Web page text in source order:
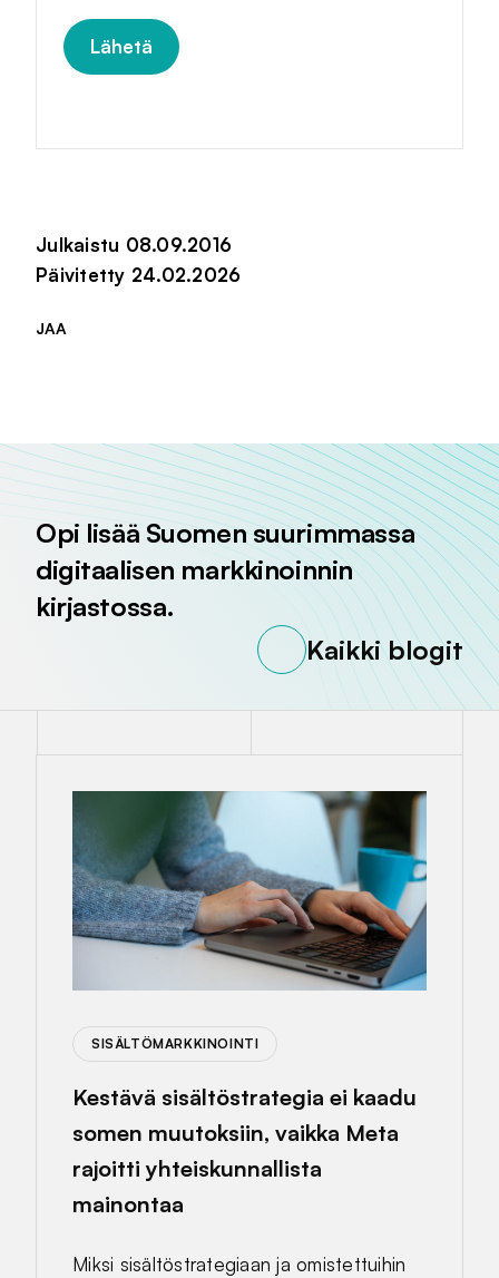
Julkaistu 08.09.2016
Päivitetty 24.02.2026
JAA
Opi lisää Suomen suurimmassa
digitaalisen markkinoinnin
kirjastossa.
Kaikki blogit
SISÄLTÖMARKKINOINTI
Kestävä sisältöstrategia ei kaadu
somen muutoksiin, vaikka Meta
rajoitti yhteiskunnallista
mainontaa
Miksi sisältöstrategiaan ja omistettuihin